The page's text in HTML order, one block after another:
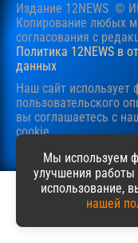
Издание 12NEWS ©
Копирование любых
согласования c
Политика 12NEWS в
данных
Наш сайт
пользовательского
вы соглашаетесь с
cookie.
Мы используем
улучшения
использование,
нашей